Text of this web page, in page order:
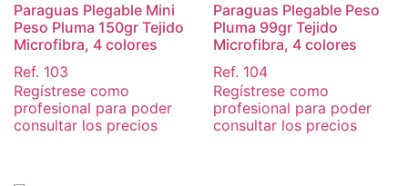
Paraguas Plegable Mini
Peso Pluma 150gr Tejido
Microfibra, 4 colores
Ref. 103
Regístrese como
profesional para poder
consultar los precios
Paraguas Plegable Peso
Pluma 99gr Tejido
Microfibra, 4 colores
Ref. 104
Regístrese como
profesional para poder
consultar los precios